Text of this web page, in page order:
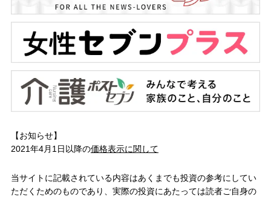
【お知らせ】
2021年4月1日以降の価格表示に関して
当サイトに記載されている内容はあくまでも投資の参考にしてい
ただくためのものであり、実際の投資にあたっては読者ご自身の